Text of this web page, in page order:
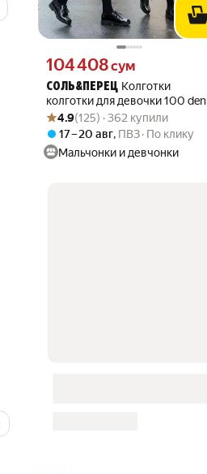
СОЛЬ&ПЕРЕЦ Колготки
колготки для девочки 100 den
Цена 104408 сум вместо
104 408сум
Рейтинг товара: 4.9 из 5
Оценок: (125) · 362 купили
4.9(125) · 362 купили
17 – 20 авг, ПВЗ По клику
Мальчонки и девчонки